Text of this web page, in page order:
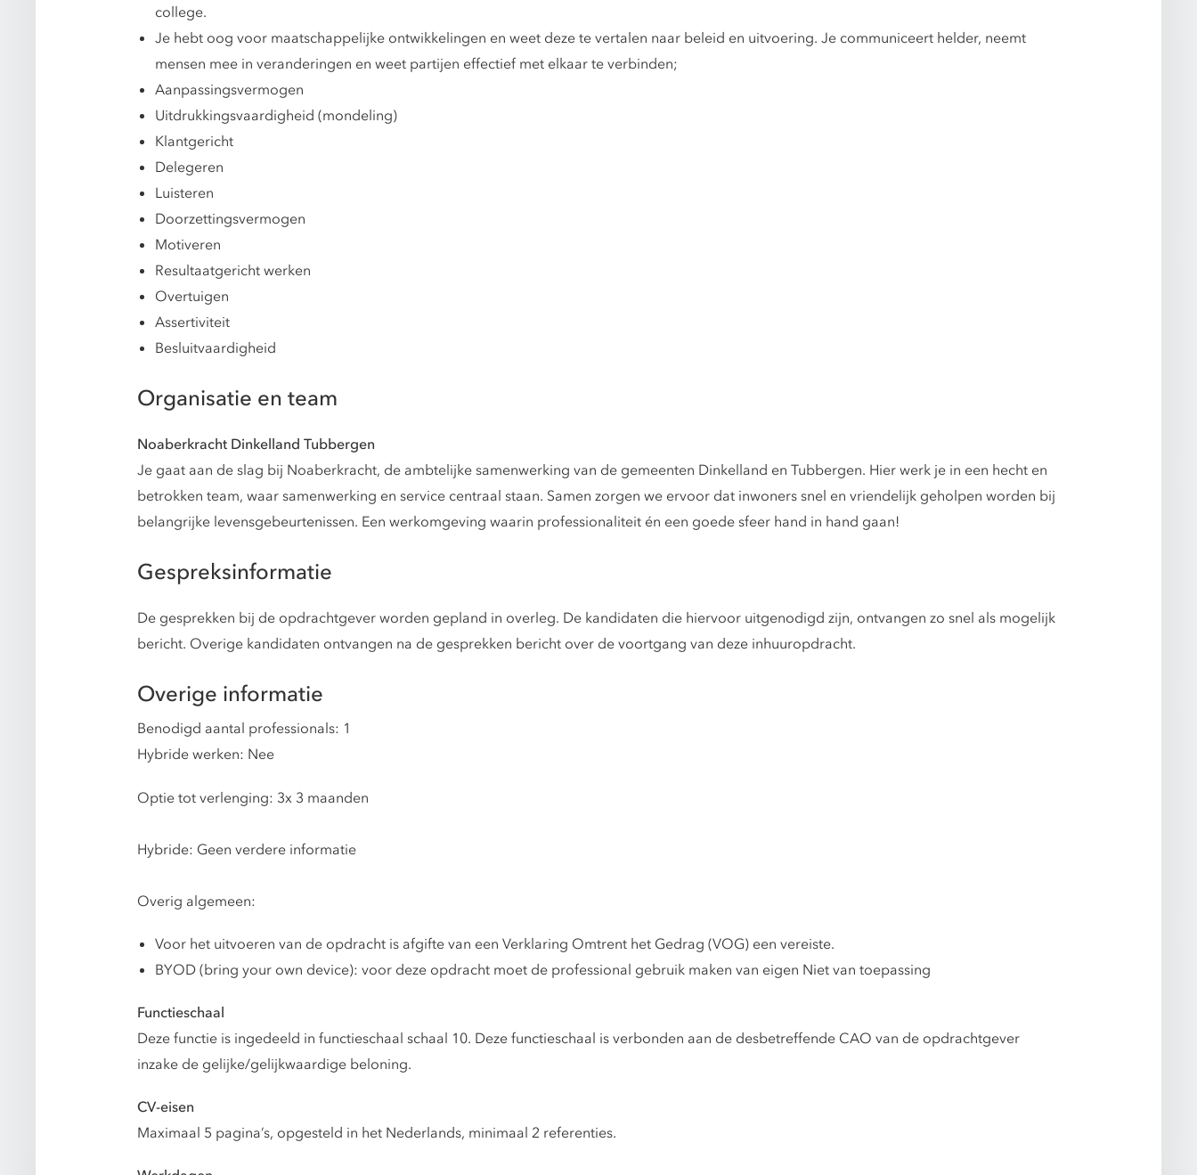
college.
Je hebt oog voor maatschappelijke ontwikkelingen en weet deze te vertalen naar beleid en uitvoering. Je communiceert helder, neemt
mensen mee in veranderingen en weet partijen effectief met elkaar te verbinden;
Aanpassingsvermogen
Uitdrukkingsvaardigheid (mondeling)
Klantgericht
Delegeren
Luisteren
Doorzettingsvermogen
Motiveren
Resultaatgericht werken
Overtuigen
Assertiviteit
Besluitvaardigheid
Organisatie en team
Noaberkracht Dinkelland Tubbergen
Je gaat aan de slag bij Noaberkracht, de ambtelijke samenwerking van de gemeenten Dinkelland en Tubbergen. Hier werk je in een hecht en
betrokken team, waar samenwerking en service centraal staan. Samen zorgen we ervoor dat inwoners snel en vriendelijk geholpen worden bij
belangrijke levensgebeurtenissen. Een werkomgeving waarin professionaliteit én een goede sfeer hand in hand gaan!
Gespreksinformatie
De gesprekken bij de opdrachtgever worden gepland in overleg. De kandidaten die hiervoor uitgenodigd zijn, ontvangen zo snel als mogelijk
bericht. Overige kandidaten ontvangen na de gesprekken bericht over de voortgang van deze inhuuropdracht.
Overige informatie
Benodigd aantal professionals: 1
Hybride werken: Nee
Optie tot verlenging: 3x 3 maanden
Hybride: Geen verdere informatie
Overig algemeen:
Voor het uitvoeren van de opdracht is afgifte van een Verklaring Omtrent het Gedrag (VOG) een vereiste.
BYOD (bring your own device): voor deze opdracht moet de professional gebruik maken van eigen Niet van toepassing
Functieschaal
Deze functie is ingedeeld in functieschaal schaal 10. Deze functieschaal is verbonden aan de desbetreffende CAO van de opdrachtgever
inzake de gelijke/gelijkwaardige beloning.
CV-eisen
Maximaal 5 pagina’s, opgesteld in het Nederlands, minimaal 2 referenties.